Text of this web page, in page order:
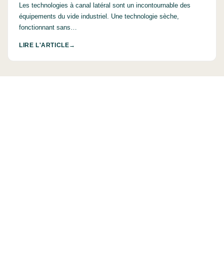
Les technologies à canal latéral sont un incontournable des
équipements du vide industriel. Une technologie sèche,
fonctionnant sans…
LIRE L'ARTICLE